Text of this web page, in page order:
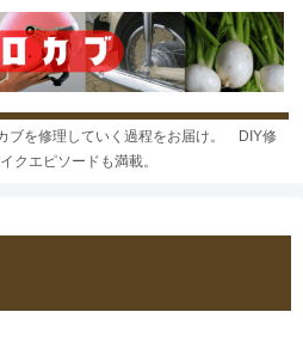
ブを修理していく過程をお届け。 DIY修
クエピソードも満載。